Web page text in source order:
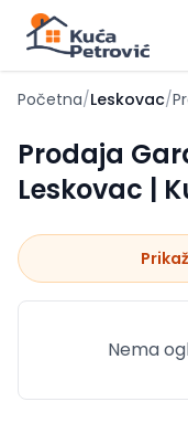
Početna/Leskovac/
Prodaja
Leskovac |
Nema